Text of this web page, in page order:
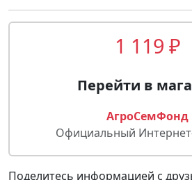
1 119 ₽
Перейти в
АгроСемФонд
Официальный
Поделитесь информацией с